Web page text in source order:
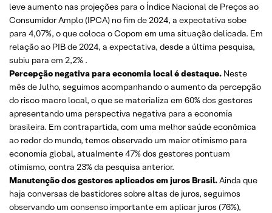
leve aumento nas projeções para o Índice Nacional de Preços ao
Consumidor Amplo (IPCA) no fim de 2024, a expectativa sobe
para 4,07%, o que coloca o Copom em uma situação delicada. Em
relação ao PIB de 2024, a expectativa, desde a última pesquisa,
subiu para em 2,2% .
Percepção negativa para economia local é destaque. Neste
mês de Julho, seguimos acompanhando o aumento da percepção
do risco macro local, o que se materializa em 60% dos gestores
apresentando uma perspectiva negativa para a economia
brasileira. Em contrapartida, com uma melhor saúde econômica
ao redor do mundo, temos observado um maior otimismo para
economia global, atualmente 47% dos gestores pontuam
otimismo, contra 23% da pesquisa anterior.
Manutenção dos gestores aplicados em juros Brasil.Ainda que
haja conversas de bastidores sobre altas de juros, seguimos
observando um consenso importante em aplicar juros (76%),